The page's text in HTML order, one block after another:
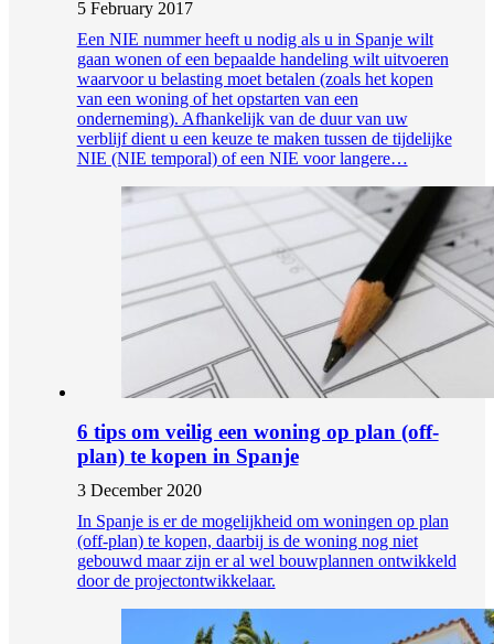
5 February 2017
Een NIE nummer heeft u nodig als u in Spanje wilt
gaan wonen of een bepaalde handeling wilt uitvoeren
waarvoor u belasting moet betalen (zoals het kopen
van een woning of het opstarten van een
onderneming). Afhankelijk van de duur van uw
verblijf dient u een keuze te maken tussen de tijdelijke
NIE (NIE temporal) of een NIE voor langere…
6 tips om veilig een woning op plan (off-
plan) te kopen in Spanje
3 December 2020
In Spanje is er de mogelijkheid om woningen op plan
(off-plan) te kopen, daarbij is de woning nog niet
gebouwd maar zijn er al wel bouwplannen ontwikkeld
door de projectontwikkelaar.